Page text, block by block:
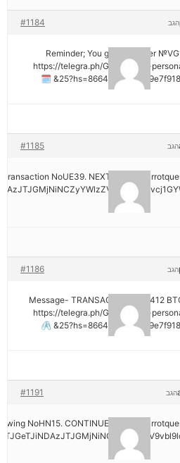
#1184 הגב
🗓 Reminder; You got a transfer
https://telegra.ph/Go-to-your-
#1185 הגב
Transaction NoUE39. NEXT >>
#1186 הגב
🖇 Message- TRANSACTION 1.82412
https://telegra.ph/Go-to-your-
#1191 הגב
NoHN15. CONTINUE =>>